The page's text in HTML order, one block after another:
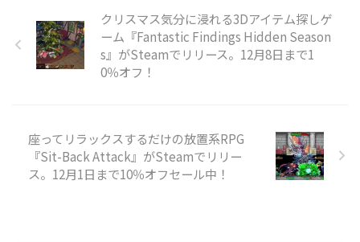
ルフです。物理演算に基づいたボ
ールの動きを利用しつつ、地雷を
使って地形を破壊したり対戦相手
を妨害したりしながらホールを進
クリスマス気分に浸れる3Dアイテム探しゲ
ーム『Fantastic Findings Hidden Season
s』がSteamでリリース。12月8日まで1
0％オフ！
座ってリラックスするだけの放置系RPG
『Sit-Back Attack』がSteamでリリー
ス。12月1日まで10％オフセール中！